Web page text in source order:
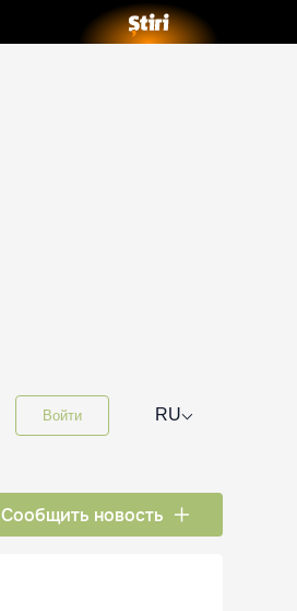
Войти RU⌵
Сообщить новость